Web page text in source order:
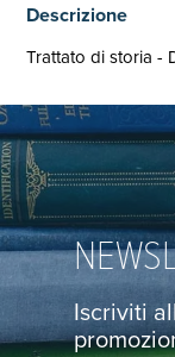
Descrizione
Trattato di storia -
Iscriviti